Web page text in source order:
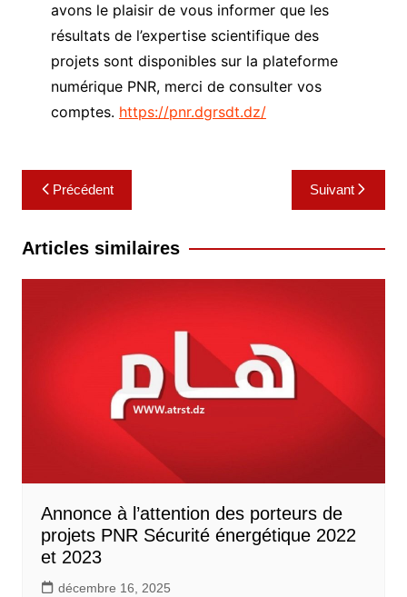
avons le plaisir de vous informer que les
résultats de l’expertise scientifique des
projets sont disponibles sur la plateforme
numérique PNR, merci de consulter vos
comptes. https://pnr.dgrsdt.dz/
Navigation
de
l’article
Précédent Suivant
Articles similaires
Annonce à l’attention des porteurs de
projets PNR Sécurité énergétique 2022
et 2023
décembre 16, 2025